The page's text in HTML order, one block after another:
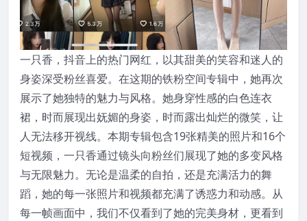
一只香，抖音上的热门网红，以其甜美的笑容和迷人的
身姿深受粉丝喜爱。在这期的铁粉空间专辑中，她再次
展示了她独特的魅力与风格。她身穿性感的白色连衣
裙，时而展现出妩媚的身姿，时而露出灿烂的微笑，让
人无法移开视线。本期专辑包含19张精美的照片和16个
短视频，一只香通过镜头向粉丝们展现了她的多变风格
与无限魅力。无论是温柔的自拍，还是充满活力的舞
蹈，她的每一张照片和视频都充满了诱惑力和动感。从
每一帧画面中，我们不仅看到了她的完美身材，更看到